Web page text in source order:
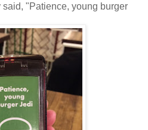
"Patience, young burger